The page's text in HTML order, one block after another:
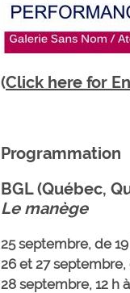
(Click here for
Programmation
BGL(Québec,
Le manège
25 septembre, de 19
26 et 27 septembre,
28 septembre, 12 h